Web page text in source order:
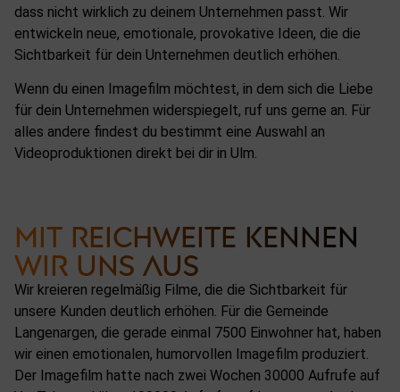
dass nicht wirklich zu deinem Unternehmen passt. Wir
entwickeln neue, emotionale, provokative Ideen, die die
Sichtbarkeit für dein Unternehmen deutlich erhöhen.
Wenn du einen Imagefilm möchtest, in dem sich die Liebe
für dein Unternehmen widerspiegelt, ruf uns gerne an. Für
alles andere findest du bestimmt eine Auswahl an
Videoproduktionen direkt bei dir in Ulm.
MIT REICHWEITE KENNEN
WIR UNS AUS
Wir kreieren regelmäßig Filme, die die Sichtbarkeit für
unsere Kunden deutlich erhöhen. Für die Gemeinde
Langenargen, die gerade einmal 7500 Einwohner hat, haben
wir einen emotionalen, humorvollen Imagefilm produziert.
Der Imagefilm hatte nach zwei Wochen 30000 Aufrufe auf